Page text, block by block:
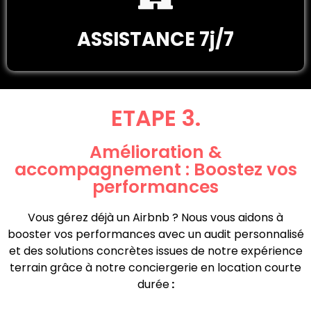
ASSISTANCE 7j/7
ETAPE 3.
Amélioration &
accompagnement : Boostez vos
performances
Vous gérez déjà un Airbnb ? Nous vous aidons à
booster vos performances avec un audit personnalisé
et des solutions concrètes issues de notre expérience
terrain grâce à notre conciergerie en location courte
durée: